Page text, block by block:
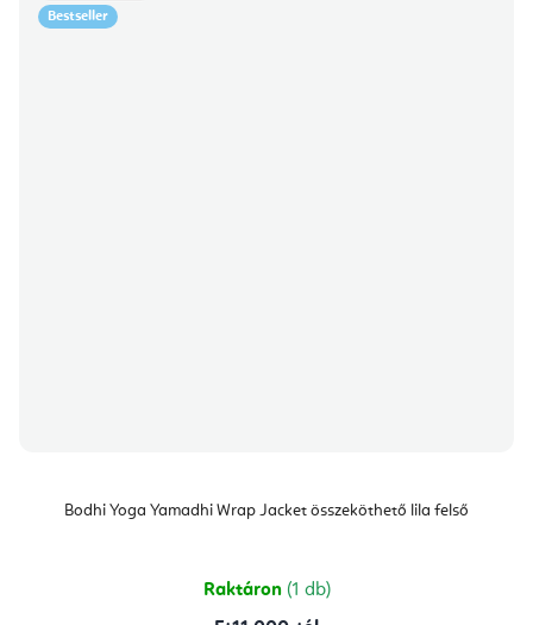
Bestseller
Bodhi Yoga Yamadhi Wrap Jacket összeköthető lila felső
Raktáron (1 db)